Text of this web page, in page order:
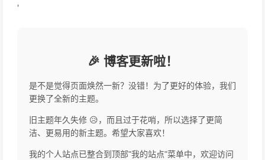
'
🎉 博客更新啦！
是不是觉得页面焕然一新？没错！为了更好的体验，我们
更换了全新的主题。
旧主题年久失修 😥，而且过于花哨，所以选择了更简
洁、更易用的新主题。希望大家喜欢！
我的个人站点已整合到顶部"我的站点"菜单中，欢迎访问